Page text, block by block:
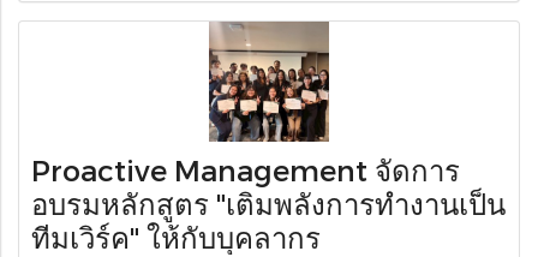
Proactive Management จัดการ
อบรมหลักสูตร "เติมพลังการทำงานเป็น
ทีมเวิร์ค" ให้กับบุคลากร